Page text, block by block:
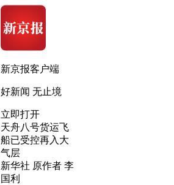
新京报客户端
好新闻 无止境
立即打开
天舟八号货运飞
船已受控再入大
气层
新华社 原作者 李
国利